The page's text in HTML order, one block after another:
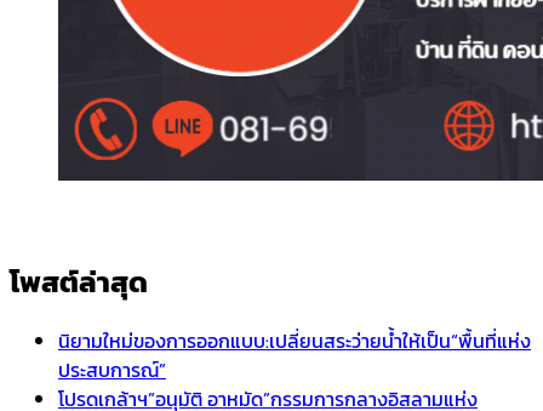
โพสต์ล่าสุด
นิยามใหม่ของการออกแบบ:เปลี่ยนสระว่ายน้ำให้เป็น“พื้นที่แห่ง
ประสบการณ์”
โปรดเกล้าฯ”อนุมัติ อาหมัด”กรรมการกลางอิสลามแห่ง